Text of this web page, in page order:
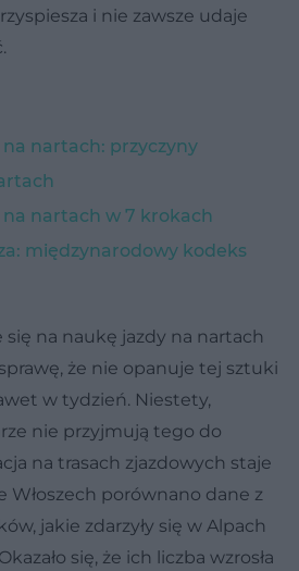
i nie zawsze udaje
nartach: przyczyny
nartach w 7 krokach
międzynarodowy kodeks
się na naukę jazdy na nartach
że nie opanuje tej sztuki
w tydzień. Niestety,
nie przyjmują tego do
na trasach zjazdowych staje
Włoszech porównano dane z
jakie zdarzyły się w Alpach
się, że ich liczba wzrosła